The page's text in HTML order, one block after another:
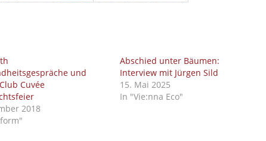
und
Cuvée
2018
Abschied unter Bäumen:
Interview mit Jürgen Sild
15. Mai 2025
In "Vie:nna Eco"